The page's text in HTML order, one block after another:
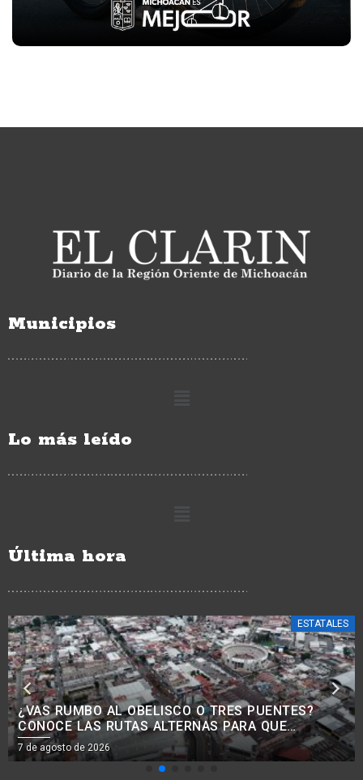
Municipios
Lo más leído
Última hora
ESTATALES
¿BUSCAS TRABAJO? HABRÁ JORNADA PARA
RECLUTAR PERSONAL PARA LA CONSTRUCCIÓN
EN MORELIA
7 de agosto de 2026